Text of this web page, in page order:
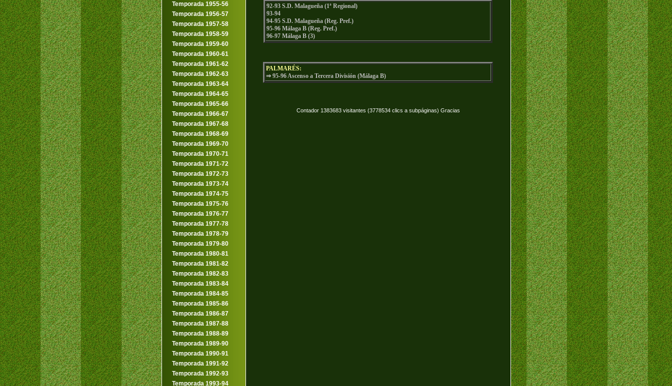
Temporada 1955-56
Temporada 1956-57
Temporada 1957-58
Temporada 1958-59
Temporada 1959-60
Temporada 1960-61
Temporada 1961-62
Temporada 1962-63
Temporada 1963-64
Temporada 1964-65
Temporada 1965-66
Temporada 1966-67
Temporada 1967-68
Temporada 1968-69
Temporada 1969-70
Temporada 1970-71
Temporada 1971-72
Temporada 1972-73
Temporada 1973-74
Temporada 1974-75
Temporada 1975-76
Temporada 1976-77
Temporada 1977-78
Temporada 1978-79
Temporada 1979-80
Temporada 1980-81
Temporada 1981-82
Temporada 1982-83
Temporada 1983-84
Temporada 1984-85
Temporada 1985-86
Temporada 1986-87
Temporada 1987-88
Temporada 1988-89
Temporada 1989-90
Temporada 1990-91
Temporada 1991-92
Temporada 1992-93
Temporada 1993-94
92-93 S.D. Malagueña (1ª Regional)
93-94
94-95 S.D. Malagueña (Reg. Pref.)
95-96 Málaga B (Reg. Pref.)
96-97 Málaga B (3)
PALMARÉS:
⇒ 95-96 Ascenso a Tercera División (Málaga B)
Contador 1383683 visitantes (3778534 clics a subpáginas) Gracias